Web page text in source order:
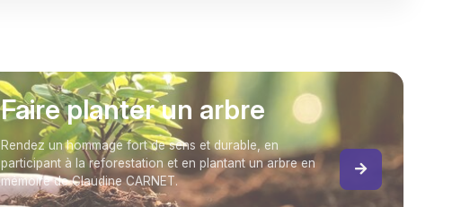
Faire planter un arbre
Rendez un hommage fort de sens et durable, en
participant à la reforestation et en plantant un arbre en
mémoire de Claudine CARNET.